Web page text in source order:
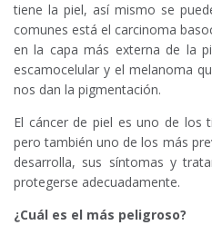
tiene la piel, así mismo se
comunes está el carcinoma
en la capa más externa de la
escamocelular y el melanoma
nos dan la pigmentación.
El cáncer de piel es uno de los
pero también uno de los más
desarrolla, sus síntomas y
protegerse adecuadamente.
¿Cuál es el más peligroso?